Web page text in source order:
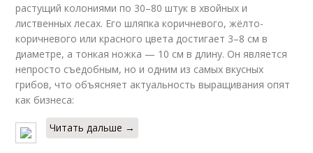
растущий колониями по 30–80 штук в хвойных и
лиственных лесах. Его шляпка коричневого, жёлто-
коричневого или красного цвета достигает 3–8 см в
диаметре, а тонкая ножка — 10 см в длину. Он является
непросто съедобным, но и одним из самых вкусных
грибов, что объясняет актуальность выращивания опят
как бизнеса:
Читать дальше →